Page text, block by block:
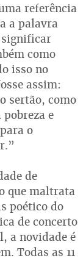
referência
a palavra
significar
como
isso no
assim:
sertão, como
e
o
de
que maltrata
poético do
de concerto
a novidade é
Todas as 11